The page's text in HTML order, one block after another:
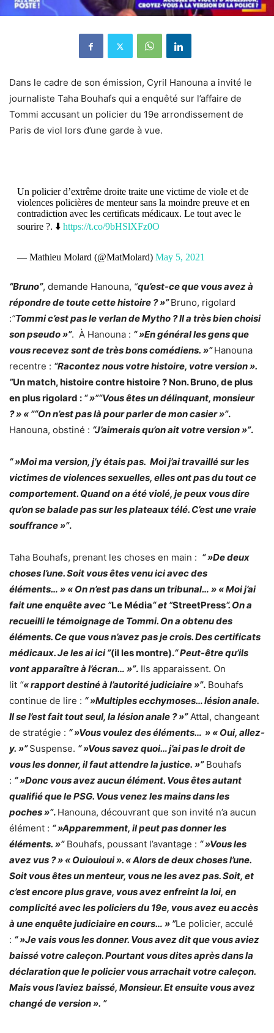
Dans le cadre de son émission, Cyril Hanouna a invité le
journaliste Taha Bouhafs qui a enquêté sur l’affaire de
Tommi accusant un policier du 19e arrondissement de
Paris de viol lors d’une garde à vue.
Un policier d’extrême droite traite une victime de viole et de
violences policières de menteur sans la moindre preuve et en
contradiction avec les certificats médicaux. Le tout avec le
sourire ?. ⬇️ https://t.co/9bHSlXFz0O
— Mathieu Molard (@MatMolard) May 5, 2021
“Bruno”, demande Hanouna, “qu’est-ce que vous avez à
répondre de toute cette histoire ? »” Bruno, rigolard
:“Tommi c’est pas le verlan de Mytho ? Il a très bien choisi
son pseudo »”. À Hanouna : “ »En général les gens que
vous recevez sont de très bons comédiens. »” Hanouna
recentre : “Racontez nous votre histoire, votre version ».
”Un match, histoire contre histoire ? Non. Bruno, de plus
en plus rigolard : “ »”“Vous êtes un délinquant, monsieur
? » « ”“On n’est pas là pour parler de mon casier »”.
Hanouna, obstiné : “J’aimerais qu’on ait votre version »”.
“ »Moi ma version, j’y étais pas. Moi j’ai travaillé sur les
victimes de violences sexuelles, elles ont pas du tout ce
comportement. Quand on a été violé, je peux vous dire
qu’on se balade pas sur les plateaux télé. C’est une vraie
souffrance »”.
Taha Bouhafs, prenant les choses en main : “ »De deux
choses l’une. Soit vous êtes venu ici avec des
éléments… » « On n’est pas dans un tribunal… » « Moi j’ai
fait une enquête avec ”Le Média“ et ”StreetPress“. On a
recueilli le témoignage de Tommi. On a obtenu des
éléments. Ce que vous n’avez pas je crois. Des certificats
médicaux. Je les ai ici ”(il les montre).“ Peut-être qu’ils
vont apparaître à l’écran… »”. Ils apparaissent. On
lit “« rapport destiné à l’autorité judiciaire »”. Bouhafs
continue de lire : “ »Multiples ecchymoses… lésion anale.
Il se l’est fait tout seul, la lésion anale ? »”Attal, changeant
de stratégie : “ »Vous voulez des éléments… » « Oui, allez-
y. »” Suspense. “ »Vous savez quoi… j’ai pas le droit de
vous les donner, il faut attendre la justice. »”Bouhafs
: “ »Donc vous avez aucun élément. Vous êtes autant
qualifié que le PSG. Vous venez les mains dans les
poches »”. Hanouna, découvrant que son invité n’a aucun
élément : “ »Apparemment, il peut pas donner les
éléments. »”Bouhafs, poussant l’avantage : “ »Vous les
avez vus ? » « Ouiouioui ». « Alors de deux choses l’une.
Soit vous êtes un menteur, vous ne les avez pas. Soit, et
c’est encore plus grave, vous avez enfreint la loi, en
complicité avec les policiers du 19e, vous avez eu accès
à une enquête judiciaire en cours… » ”Le policier, acculé
: “ »Je vais vous les donner. Vous avez dit que vous aviez
baissé votre caleçon. Pourtant vous dites après dans la
déclaration que le policier vous arrachait votre caleçon.
Mais vous l’aviez baissé, Monsieur. Et ensuite vous avez
changé de version ». ”